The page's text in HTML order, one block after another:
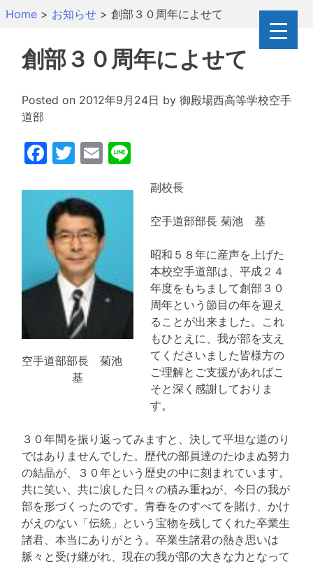
SkipHome > お知らせ > 創部３０周年によせて
創部３０周年によせて
Posted on 2012年9月24日 by 御殿場西高等学校空手
道部
Facebook
Twitter
Email
空手道部部長 菊池
基
副校長
空手道部部長 菊池 基
昭和５８年に産声を上げた
本校空手道部は、平成２４
年度をもちまして創部３０
周年という節目の年を迎え
ることが出来ました。これ
もひとえに、我が部を支え
てくださいました皆様方の
ご理解とご支援があればこ
そと深く感謝しておりま
す。
３０年間を振り返ってみますと、決して平坦な道のり
ではありませんでした。歴代の部員達のたゆまぬ努力
の結晶が、３０年という歴史の中に刻まれています。
共に笑い、共に涙した日々の積み重ねが、今日の我が
部を形づくったのです。青春をのすべてを賭け、かけ
がえのない「伝統」という宝物を残してくれた卒業生
諸君、本当にありがとう。卒業生諸君の熱き思いは
脈々と受け継がれ、現在の我が部の大きな力となって